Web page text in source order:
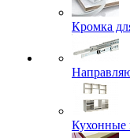
Кромка
Кухонные